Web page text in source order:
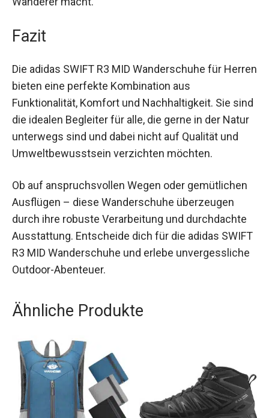
umweltbewusste Wanderer macht.
Fazit
Die adidas SWIFT R3 MID Wanderschuhe für
Herren bieten eine perfekte Kombination aus
Funktionalität, Komfort und Nachhaltigkeit. Sie
sind die idealen Begleiter für alle, die gerne in der
Natur unterwegs sind und dabei nicht auf Qualität
und Umweltbewusstsein verzichten möchten.
Ob auf anspruchsvollen Wegen oder gemütlichen
Ausflügen – diese Wanderschuhe überzeugen
durch ihre robuste Verarbeitung und durchdachte
Ausstattung. Entscheide dich für die adidas
SWIFT R3 MID Wanderschuhe und erlebe
unvergessliche Outdoor-Abenteuer.
Ähnliche Produkte